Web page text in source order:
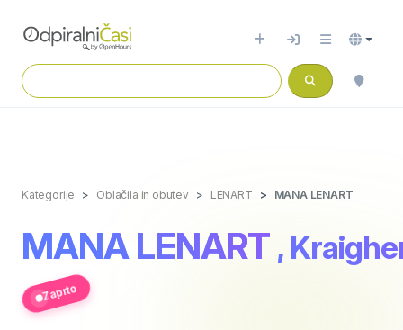
Kategorije Oblačila in obutev LENART MANA LENART
MANA LENART ,
Zaprto